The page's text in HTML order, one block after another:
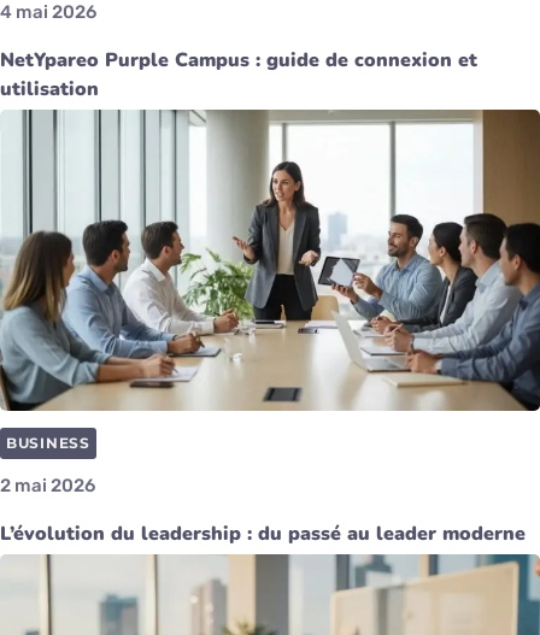
4 mai 2026
NetYpareo Purple Campus : guide de connexion et
utilisation
BUSINESS
2 mai 2026
L’évolution du leadership : du passé au leader moderne